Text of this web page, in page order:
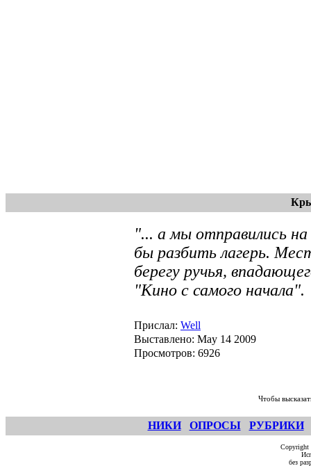
"... а мы отправились
бы разбить лагерь.
берегу ручья,
"Кино с самого начала".
Прислал: Well
Выставлено: May 14 2009
Просмотров: 6926
Чтобы
НИКИ ОПРОСЫ РУБРИКИ
без